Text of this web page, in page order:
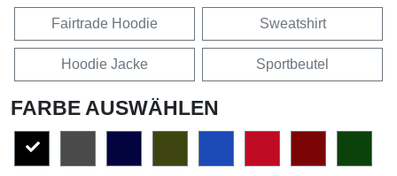
Fairtrade Hoodie Sweatshirt
Hoodie Jacke Sportbeutel
FARBE AUSWÄHLEN